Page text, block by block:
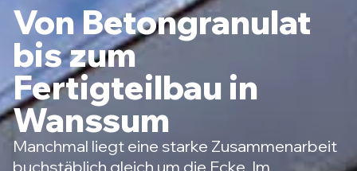
Von Betongranulat
bis zum
Fertigteilbau in
Wanssum
Manchmal liegt eine starke Zusammenarbeit
buchstäblich gleich um die Ecke. Im